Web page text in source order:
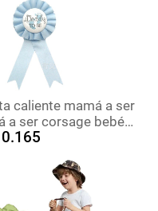
caliente mamá a ser
a ser corsage bebé
bebé ducha insignia
0.165